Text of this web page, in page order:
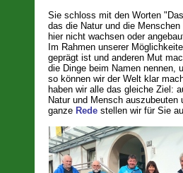
Sie schloss mit den Worten
das die Natur und die
hier nicht wachsen oder
Im Rahmen unserer
geprägt ist und anderen Mut
die Dinge beim Namen nennen,
so können wir der Welt klar
haben wir alle das gleiche Ziel:
Natur und Mensch
ganze Redestellen wir für Sie